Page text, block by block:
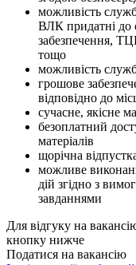
можливість
ВЛК придатні до
забезпечення,
тощо
можливість
грошове
відповідно до
сучасне, якісне
безоплатний
матеріалів
щорічна
можливе
дій згідно з
завданнями
Для відгуку на
кнопку нижче
Податися на вакансію